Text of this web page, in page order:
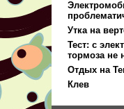
Утка на
Тест: с
тормоза не
Отдых на
Клев